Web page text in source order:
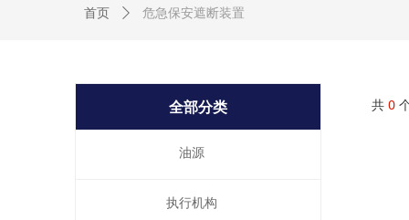
首页 ꄲ 危急保安遮断装置
共 0
全部分类
油源
执行机构